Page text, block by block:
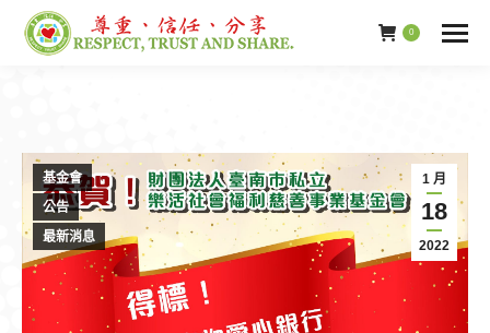
0
1 月
18
2022
基金會
公告
最新消息